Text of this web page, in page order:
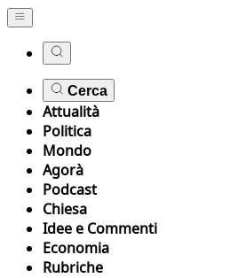
Cerca
Attualità
Politica
Mondo
Agorà
Podcast
Chiesa
Idee e Commenti
Economia
Rubriche